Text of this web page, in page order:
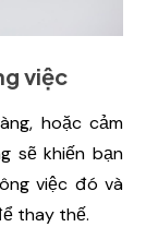
việc
hoặc cảm
sẽ khiến bạn
việc đó và
thay thế.